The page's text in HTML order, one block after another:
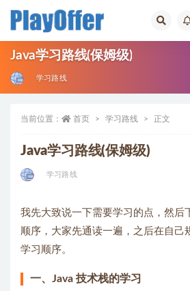
Java学习路线(保姆级)
学习路线
当前位置： 首页 学习路线 正文
Java学习路线(保姆级)
学习路线
我先大致说一下需要学习的点，然后
顺序，大家先通读一遍，之后在自己
学习顺序。
一、Java 技术栈的学习